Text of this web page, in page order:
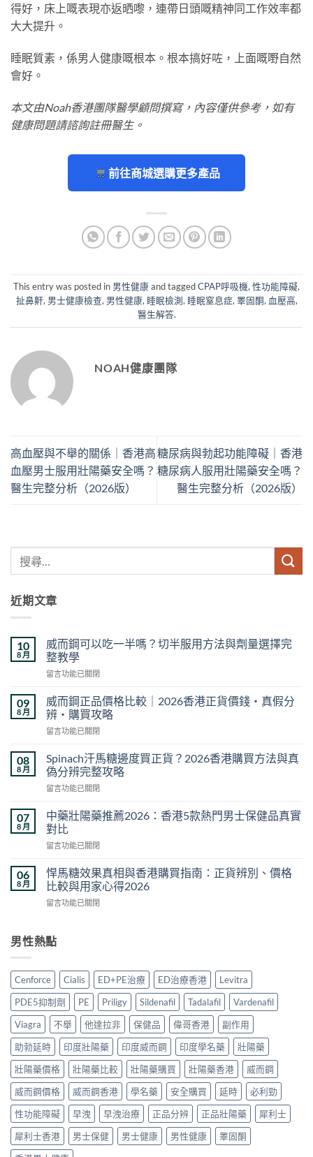
得好，床上嘅表現亦返晒嚟，連帶日頭嘅精神同工作效率都
大大提升。
睡眠質素，係男人健康嘅根本。根本搞好咗，上面嘅嘢自然
會好。
本文由Noah香港團隊醫學顧問撰寫，內容僅供參考，如有
健康問題請諮詢註冊醫生。
前往商城選購更多產品
This entry was posted in 男性健康and taggedCPAP呼吸機, 性功能障礙,
扯鼻鼾, 男士健康檢查, 男性健康, 睡眠檢測, 睡眠窒息症, 睪固酮, 血壓高,
醫生解答.
NOAH健康團隊
高血壓與不舉的關係｜香港高
血壓男士服用壯陽藥安全嗎？
醫生完整分析（2026版）
糖尿病與勃起功能障礙｜香港
糖尿病人服用壯陽藥安全嗎？
醫生完整分析（2026版）
近期文章
10
8 月
威而鋼可以吃一半嗎？切半服用方法與劑量選擇完
整教學
在
而
鋼
可
以
一
半
嗎？
切
服
用
法
劑
量
選
整
教
中
留言功能已關閉
09
8 月
威而鋼正品價格比較｜2026香港正貨價錢・真假分
辨・購買攻略
在
而
鋼
正
品
格
比
較
｜
香
港
貨
真
辨・
購
買
攻
略〉
中
留言功能已關閉
08
8 月
Spinach汗馬糖邊度買正貨？2026香港購買方法與真
偽分辨完整攻略
在
汗
馬
糖
邊
買
正
貨？
2026
購
法
與
真
偽
辨
完
整
攻
略〉
中
留言功能已關閉
07
8 月
中藥壯陽藥推薦2026：香港5款熱門男士保健品真實
對比
在
藥
壯
陽
藥
2026：
款
熱
門
士
保
健
品
真
實
對
比〉
中
留言功能已關閉
06
8 月
悍馬糖效果真相與香港購買指南：正貨辨別、價格
比較與用家心得2026
在
糖
效
真
相
與
香
港
購
買
指
南：
正
貨
辨
別、
價
格
比
留言功能已關閉
男性熱點
Cenforce Cialis ED+PE治療 ED治療香港
Levitra
PDE5抑制劑
PE Priligy Sildenafil Tadalafil
Vardenafil
Viagra
不舉 他達拉非 保健品 偉哥香港
副作用
助勃延時
印度壯陽藥 印度威而鋼 印度學名藥
壯陽藥
壯陽藥價格
壯陽藥比較 壯陽藥購買 壯陽藥香港
威而鋼
威而鋼價格
威而鋼香港 學名藥 安全購買 延時
必利勁
性功能障礙
早洩 早洩治療 正品分辨 正品壯陽藥
犀利士
犀利士香港
男士保健 男士健康 男性健康
睪固酮